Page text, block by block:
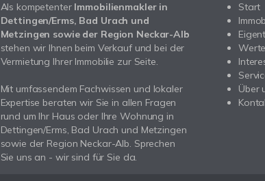
Als kompetenter Immobilienmakler in
Dettingen/Erms, Bad Urach und
Metzingen sowie der Region Neckar-Alb
stehen wir Ihnen beim Verkauf und bei der
Vermietung Ihrer Immobilie zur Seite.
Mit umfassendem Fachwissen und lokaler
Expertise beraten wir Sie in allen Fragen
rund um Ihr Haus oder Ihre Wohnung in
Dettingen/Erms, Bad Urach und Metzingen
sowie der Region Neckar-Alb. Sprechen
Sie uns an - wir sind für Sie da.
Start
Über